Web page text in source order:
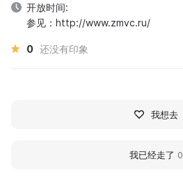
开放时间:
参见：http://www.zmvc.ru/
0 还没有印象
我想去
我已经走了 0